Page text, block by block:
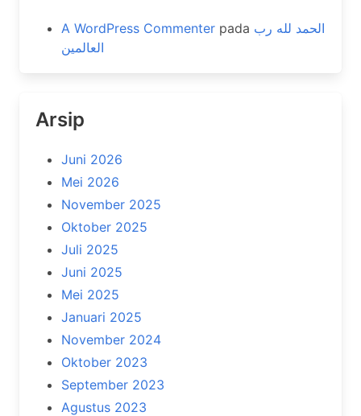
A WordPress Commenter pada الحمد لله رب
العالمين
Arsip
Juni 2026
Mei 2026
November 2025
Oktober 2025
Juli 2025
Juni 2025
Mei 2025
Januari 2025
November 2024
Oktober 2023
September 2023
Agustus 2023